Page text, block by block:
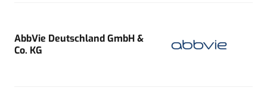
AbbVie Deutschland GmbH &
Co. KG